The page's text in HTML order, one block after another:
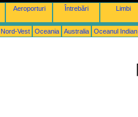
Aeroporturi Întrebări Limbi
Vest Oceania Australia Oceanul Indian